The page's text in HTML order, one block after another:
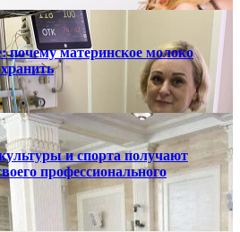
почему материнское молоко
и спорта получают
профессионального